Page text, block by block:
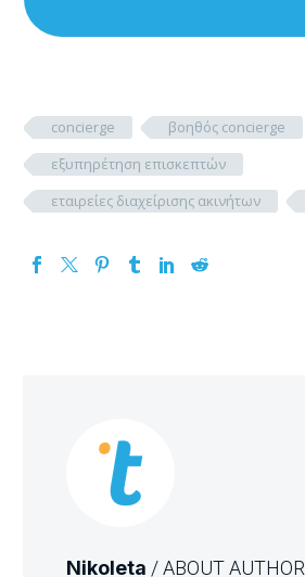
concierge
βοηθός concierge
εξυπηρέτηση επισκεπτών
εταιρείες διαχείρισης ακινήτων
Nikoleta / ABOUT AUTHOR